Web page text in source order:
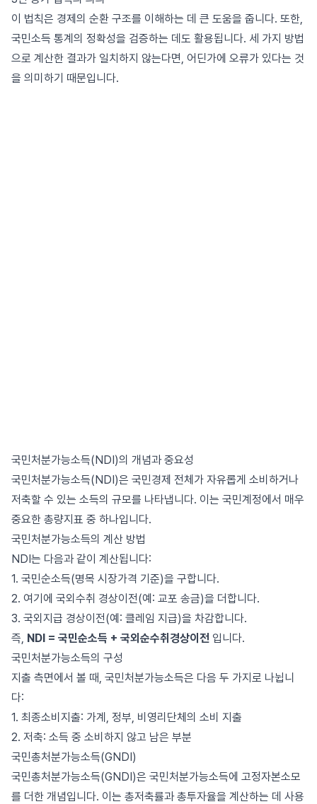
이 법칙은 경제의 순환 구조를 이해하는 데 큰 도움을 줍니다. 또한,
국민소득 통계의 정확성을 검증하는 데도 활용됩니다. 세 가지 방법
으로 계산한 결과가 일치하지 않는다면, 어딘가에 오류가 있다는 것
을 의미하기 때문입니다.
국민처분가능소득(NDI)의 개념과 중요성
국민처분가능소득(NDI)은 국민경제 전체가 자유롭게 소비하거나
저축할 수 있는 소득의 규모를 나타냅니다. 이는 국민계정에서 매우
중요한 총량지표 중 하나입니다.
국민처분가능소득의 계산 방법
NDI는 다음과 같이 계산됩니다:
1. 국민순소득(명목 시장가격 기준)을 구합니다.
2. 여기에 국외수취 경상이전(예: 교포 송금)을 더합니다.
3. 국외지급 경상이전(예: 클레임 지급)을 차감합니다.
즉, NDI = 국민순소득 + 국외순수취경상이전 입니다.
국민처분가능소득의 구성
지출 측면에서 볼 때, 국민처분가능소득은 다음 두 가지로 나뉩니
다:
1. 최종소비지출: 가계, 정부, 비영리단체의 소비 지출
2. 저축: 소득 중 소비하지 않고 남은 부분
국민총처분가능소득(GNDI)
국민총처분가능소득(GNDI)은 국민처분가능소득에 고정자본소모
를 더한 개념입니다. 이는 총저축률과 총투자율을 계산하는 데 사용